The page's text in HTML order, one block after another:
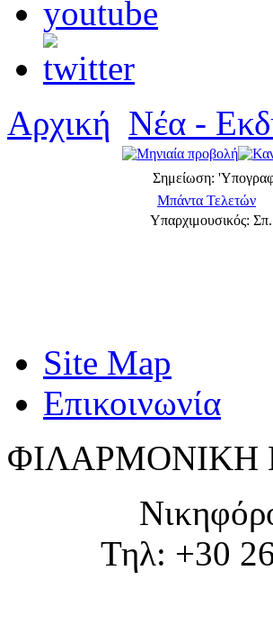
Αρχική Νέα -
Σημείωση:
Μπάντα Τελετών
Υπαρχιμουσικός:
Site Map
Επικοινωνία
ΦΙΛΑΡΜΟΝΙΚΗ
Τηλ: +30